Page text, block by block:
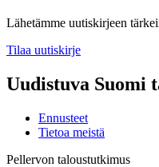
Lähetämme uutiskirjeen
Tilaa uutiskirje
Uudistuva Suomi
Ennusteet
Tietoa meistä
Pellervon taloustutkimus